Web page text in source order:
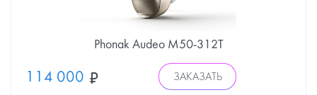
Phonak Audeo М50-312Т
114 000 ЗАКАЗАТЬ